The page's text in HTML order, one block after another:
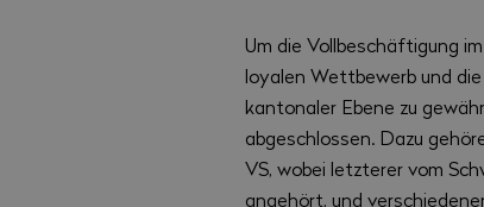
Um die Vollbeschäftigung
loyalen Wettbewerb und
kantonaler Ebene zu
abgeschlossen. Dazu
VS, wobei letzterer vom
angehört, und